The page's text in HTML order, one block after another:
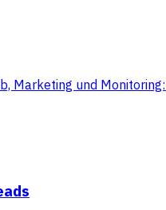
Marketing und